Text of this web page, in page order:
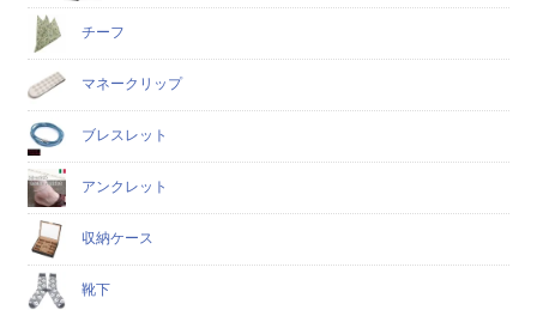
チーフ
マネークリップ
ブレスレット
アンクレット
収納ケース
靴下